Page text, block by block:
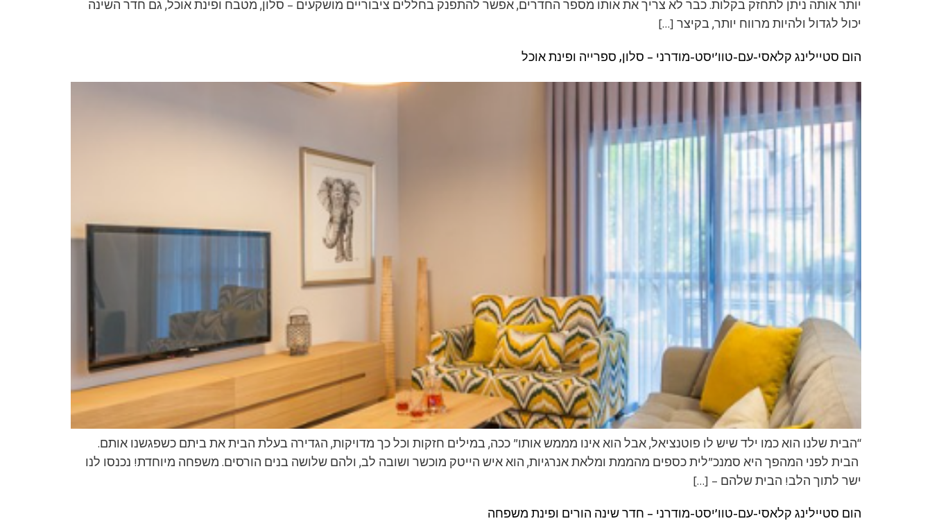
יותר אותה ניתן לתחזק בקלות. כבר לא צריך את אותו מספר החדרים, אפשר להתפנק בחללים ציבוריים מושקעים – סלון, מטבח ופינת אוכל, גם חדר השינה
יכול לגדול ולהיות מרווח יותר, בקיצר […]
הום סטיילינג קלאסי-עם-טוו’יסט-מודרני – סלון, ספרייה ופינת אוכל
“הבית שלנו הוא כמו ילד שיש לו פוטנציאל, אבל הוא אינו מממש אותו” ככה, במילים חזקות וכל כך מדויקות, הגדירה בעלת הבית את ביתם כשפגשנו אותם.
הבית לפני המהפך היא סמנכ”לית כספים מהממת ומלאת אנרגיות, הוא איש הייטק מוכשר ושובה לב, ולהם שלושה בנים הורסים. משפחה מיוחדת! נכנסו לנו
ישר לתוך הלב! הבית שלהם – […]
הום סטיילינג קלאסי-עם-טוו’יסט-מודרני – חדר שינה הורים ופינת משפחה